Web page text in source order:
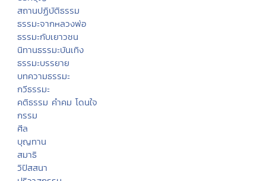
สถานปฏิบัติธรรม
ธรรมะจากหลวงพ่อ
ธรรมะกับเยาวชน
นิทานธรรมะบันเทิง
ธรรมะบรรยาย
บทความธรรมะ
กวีธรรมะ
คติธรรม คำคม โดนใจ
กรรม
ศีล
บุญทาน
สมาธิ
วิปัสสนา